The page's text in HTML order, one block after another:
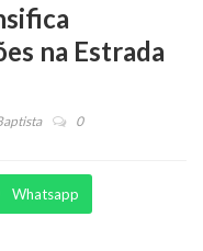
na Estrada
0
Whatsapp